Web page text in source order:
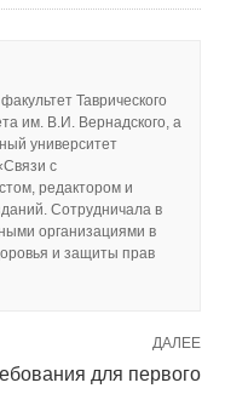
Таврического
им. В.И. Вернадского, а
университет
с
редактором и
Сотрудничала в
организациями в
и защиты прав
ДАЛЕЕ
для первого